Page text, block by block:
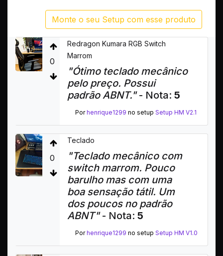
Monte o seu Setup com esse produto
0
Redragon Kumara RGB Switch
Marrom
"Ótimo teclado mecânico
pelo preço. Possui
padrão ABNT."- Nota: 5
Porhenrique1299 no setup Setup HM V2.1
0
Teclado
"Teclado mecânico com
switch marrom. Pouco
barulho mas com uma
boa sensação tátil. Um
dos poucos no padrão
ABNT"- Nota: 5
Porhenrique1299 no setup Setup HM V1.0